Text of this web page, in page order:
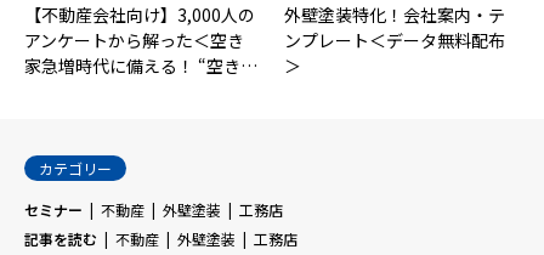
【不動産会社向け】3,000人の
アンケートから解った＜空き
家急増時代に備える！ “空き…
外壁塗装特化！会社案内・テ
ンプレート＜データ無料配布
＞
カテゴリー
セミナー
不動産 外壁塗装
工務店
記事を読む
不動産 外壁塗装
工務店